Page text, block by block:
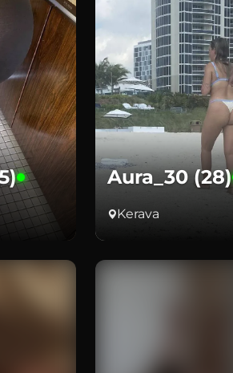
Aura_30 (28)
Kerava